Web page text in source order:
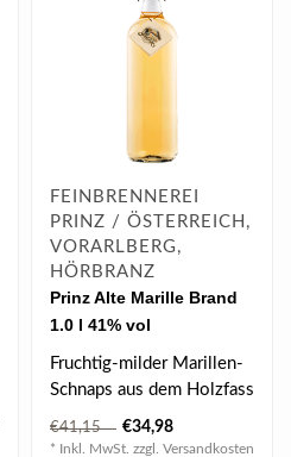
FEINBRENNEREI
PRINZ / ÖSTERREICH,
VORARLBERG,
HÖRBRANZ
Prinz Alte Marille Brand
1.0 l 41% vol
Fruchtig-milder Marillen-
Schnaps aus dem Holzfass
der aus vollreifen,
saftigen M..
€41,15 €34,98
* Inkl. MwSt. zzgl. Versandkosten